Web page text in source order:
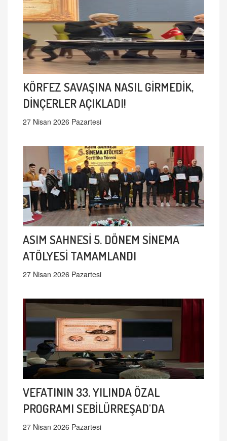
KÖRFEZ SAVAŞINA NASIL GİRMEDİK,
DİNÇERLER AÇIKLADI!
27 Nisan 2026 Pazartesi
ASIM SAHNESİ 5. DÖNEM SİNEMA
ATÖLYESİ TAMAMLANDI
27 Nisan 2026 Pazartesi
VEFATININ 33. YILINDA ÖZAL
PROGRAMI SEBİLÜRREŞAD'DA
27 Nisan 2026 Pazartesi